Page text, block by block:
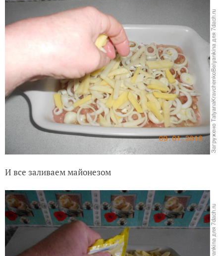
И все заливаем майонезом